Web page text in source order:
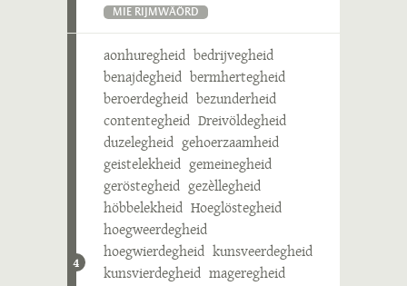
MIE RIJMWÄÖRD
4
aonhuregheid bedrijvegheid
benajdegheid bermhertegheid
beroerdegheid bezunderheid
contentegheid Dreivöldegheid
duzelegheid gehoerzaamheid
geistelekheid gemeinegheid
geröstegheid gezèllegheid
höbbelekheid Hoeglöstegheid
hoegweerdegheid
hoegwierdegheid kunsveerdegheid
kunsvierdegheid mageregheid